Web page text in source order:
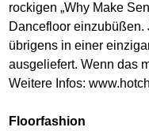
rockigen „Why Make
Dancefloor einzubüßen.
übrigens in einer
ausgeliefert. Wenn das
Weitere Infos:
Floorfashion